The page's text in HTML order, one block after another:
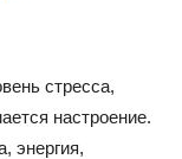
стресса,
настроение.
энергия,